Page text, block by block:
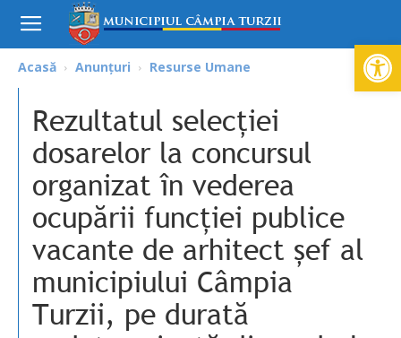
Deschide
Acasă Anunțuri Resurse Umane
Rezultatul selecției
dosarelor la concursul
organizat în vederea
ocupării funcției publice
vacante de arhitect șef al
municipiului Câmpia
Turzii, pe durată